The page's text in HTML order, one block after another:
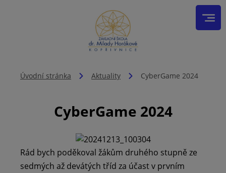
Úvodní stránka Aktuality CyberGame 2024
CyberGame 2024
Rád bych poděkoval žákům druhého stupně ze
sedmých až devátých tříd za účast v prvním